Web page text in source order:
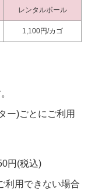
レンタルボール
1,100円/カゴ
ー)ごとにご利用
円(税込)
利用できない場合